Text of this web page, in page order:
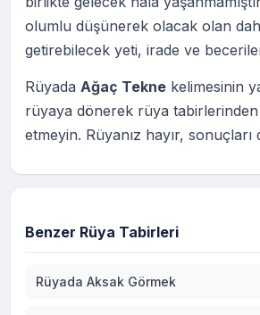
olumlu düşünerek olacak olan
getirebilecek yeti, irade ve
Rüyada Ağaç Tekne kelimesinin
rüyaya dönerek rüya tabirlerinden
etmeyin. Rüyanız hayır,
Benzer Rüya Tabirleri
Rüyada Aksak Görmek